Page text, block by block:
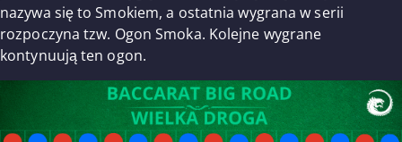
nazywa się to Smokiem, a ostatnia wygrana w serii
rozpoczyna tzw. Ogon Smoka. Kolejne wygrane
kontynuują ten ogon.